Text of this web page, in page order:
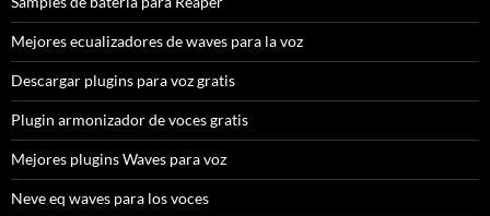
Mejores ecualizadores de waves para la voz
Descargar plugins para voz gratis
Plugin armonizador de voces gratis
Mejores plugins Waves para voz
Neve eq waves para los voces